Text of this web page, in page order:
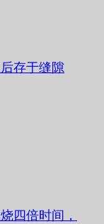
存于缝隙
四倍时间，